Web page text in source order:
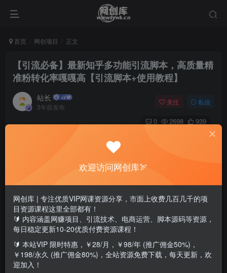
首页 网创项目 正文
【引流必备】最新知乎多功能引流脚本，高质量精
准粉转化率嘎嘎高【引流脚本+使用教程】
站长
3年前发布
关注 私信
0 2698 939
【引流必备】最新知乎多功能引流脚本，高质量精准粉转化
率嘎嘎高【引流脚本+使用教程】软件介绍：知乎引流做过
知乎的都知道流量有多高粉丝质量也是嘎嘎高 只要是能来加
欢迎访问网创库🏹
网创库 | 专注优质VIP网课资源分享，市面上收费几百几千的项
目资源课程这里全部都有！
🔰 内容涵盖网赚项目、引流技术、电商运营、脚本源码等资源，
每日稳定更新10-20优质付费资源课程！
🔰 本站VIP 限时特惠，￥28/月，￥98/年 (推广佣金50%)，
￥198/永久 (推广佣金80%)，全站资源免费下载，每天更新，欢
迎加入！